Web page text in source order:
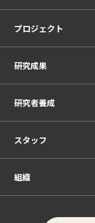
プロジェクト
研究成果
研究者養成
スタッフ
組織